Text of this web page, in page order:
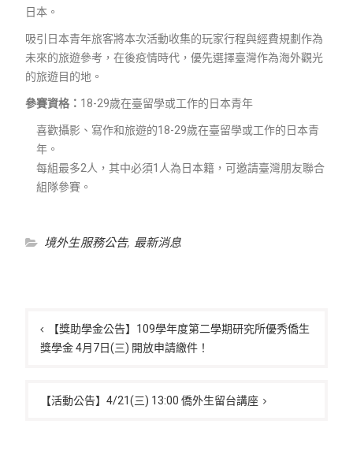
日本。
吸引日本青年旅客將本次活動收集的玩家行程與經費規劃作為
未來的旅遊參考，在後疫情時代，優先選擇臺灣作為海外觀光
的旅遊目的地。
參賽資格： 18-29歲在臺留學或工作的日本青年
喜歡攝影、寫作和旅遊的18-29歲在臺留學或工作的日本青
年。
每組最多2人，其中必須1人為日本籍，可邀請臺灣朋友聯合
組隊參賽。
境外生服務公告, 最新消息
章
導
【獎助學金公告】109學年度第二學期研究所優秀僑生
獎學金 4月7日(三) 開放申請繳件！
【活動公告】4/21(三) 13:00 僑外生留台講座